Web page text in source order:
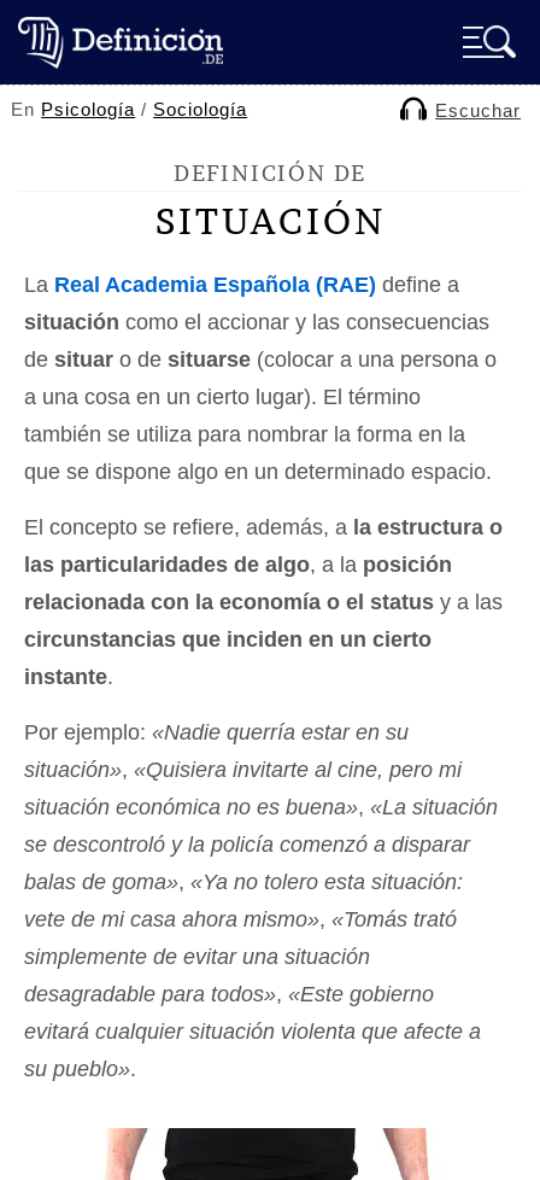
En Psicología / Sociología Escuchar
DEFINICIÓN DE
SITUACIÓN
La Real Academia Española (RAE) define a
situación como el accionar y las consecuencias
de situar o de situarse (colocar a una persona o
a una cosa en un cierto lugar). El término
también se utiliza para nombrar la forma en la
que se dispone algo en un determinado espacio.
El concepto se refiere, además, a la estructura o
las particularidades de algo, a la posición
relacionada con la economía o el status y a las
circunstancias que inciden en un cierto
instante.
Por ejemplo: «Nadie querría estar en su
situación», «Quisiera invitarte al cine, pero mi
situación económica no es buena», «La situación
se descontroló y la policía comenzó a disparar
balas de goma», «Ya no tolero esta situación:
vete de mi casa ahora mismo», «Tomás trató
simplemente de evitar una situación
desagradable para todos», «Este gobierno
evitará cualquier situación violenta que afecte a
su pueblo».